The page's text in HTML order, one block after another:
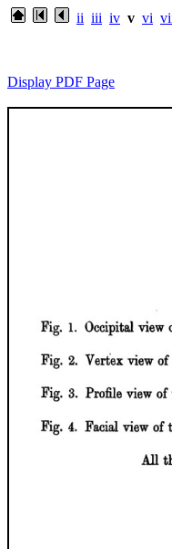
ii iii iv v vi
Display PDF Page